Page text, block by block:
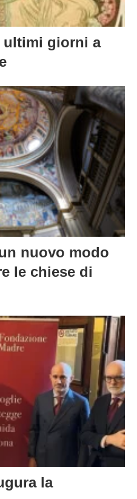
ultimi giorni a
nuovo modo
le chiese di
la